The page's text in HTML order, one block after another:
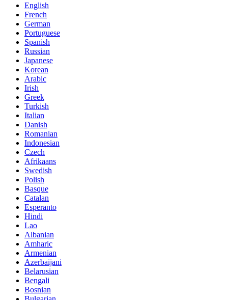
English
French
German
Portuguese
Spanish
Russian
Japanese
Korean
Arabic
Irish
Greek
Turkish
Italian
Danish
Romanian
Indonesian
Czech
Afrikaans
Swedish
Polish
Basque
Catalan
Esperanto
Hindi
Lao
Albanian
Amharic
Armenian
Azerbaijani
Belarusian
Bengali
Bosnian